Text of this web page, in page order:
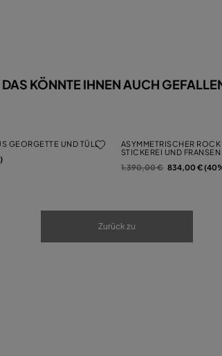
DAS KÖNNTE IHNEN AUCH
GEORGETTE UND TÜLL
ASYMMETRISCHER
STICKEREI UND FRANSEN
Preis reduziert von
1.390,00 €auf
834,00 €
Zurück zu